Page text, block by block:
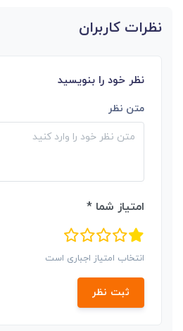
نظرات کاربران
نظر خود را بنویسید
متن نظر
امتیاز شما *
انتخاب امتیاز اجباری است
ثبت نظر